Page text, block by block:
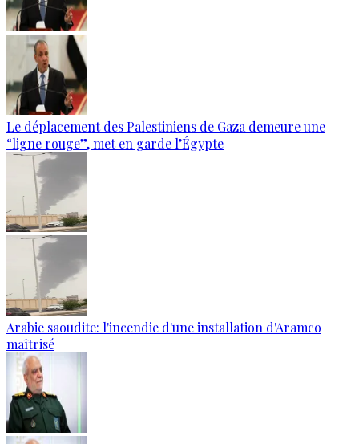
Le déplacement des Palestiniens de Gaza demeure une
“ligne rouge”, met en garde l’Égypte
Arabie saoudite: l'incendie d'une installation d'Aramco
maîtrisé